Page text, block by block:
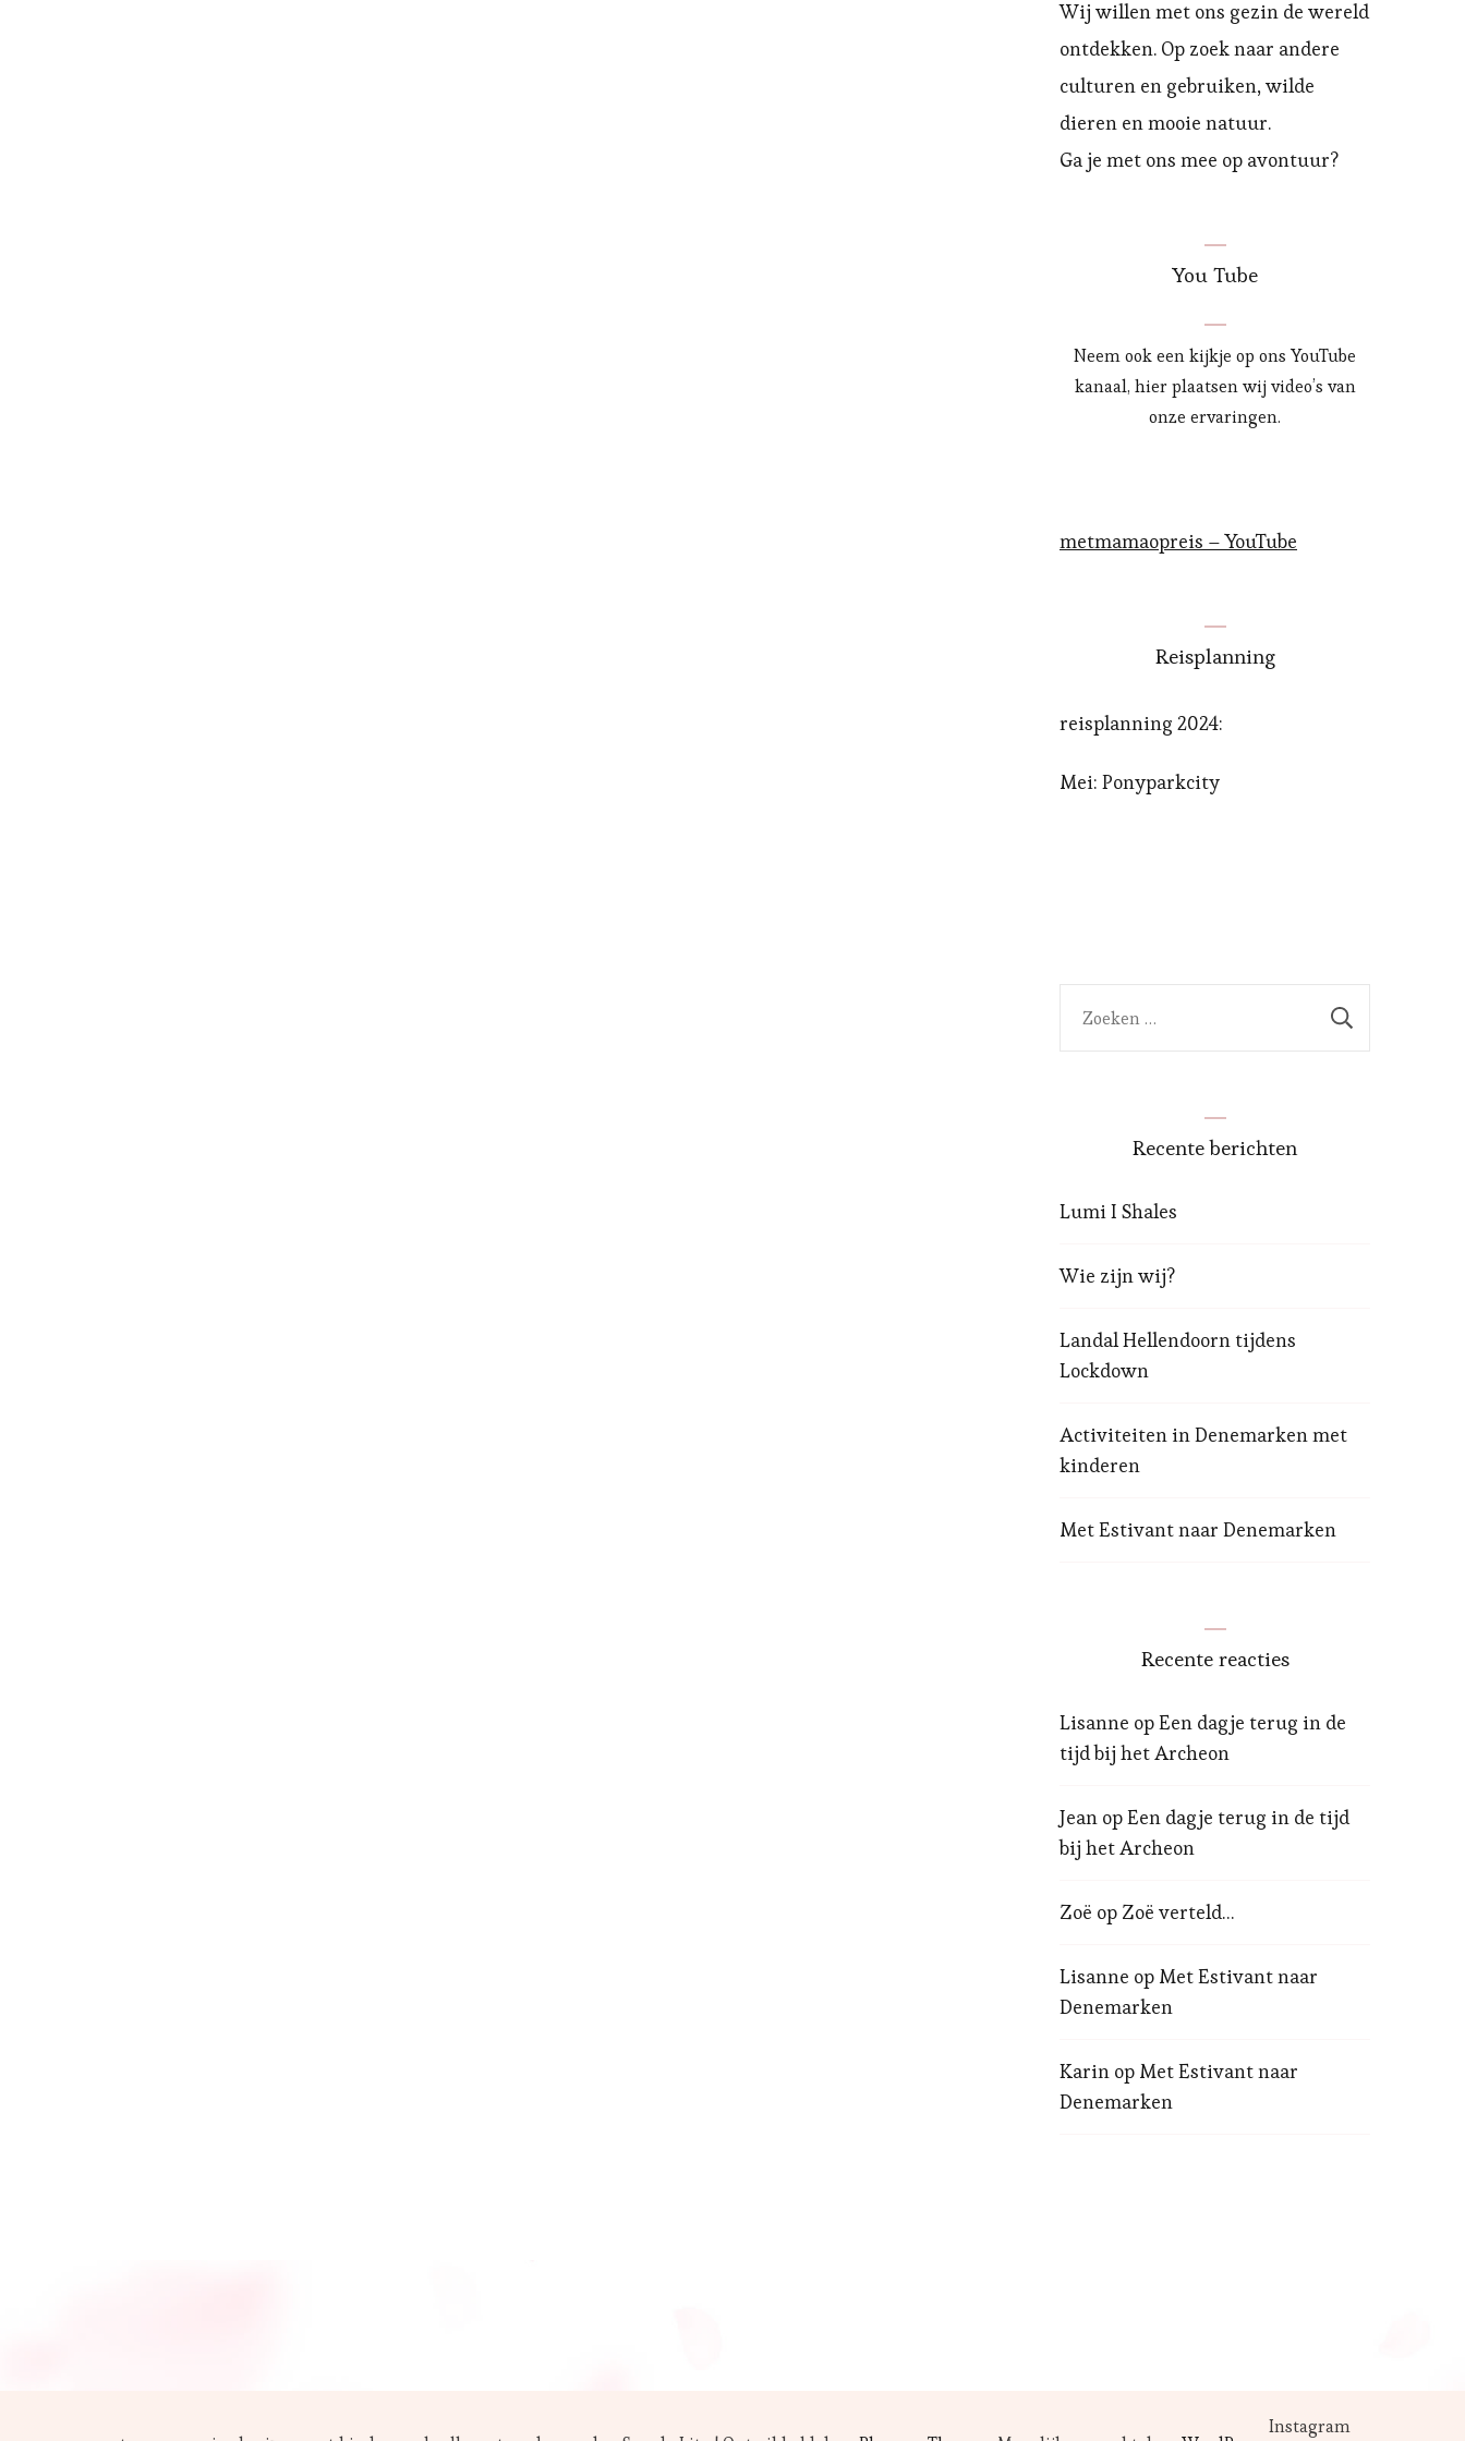
Wij willen met ons gezin de wereld
ontdekken. Op zoek naar andere
culturen en gebruiken, wilde
dieren en mooie natuur.
Ga je met ons mee op avontuur?
You Tube
Neem ook een kijkje op ons YouTube
kanaal, hier plaatsen wij video’s van
onze ervaringen.
metmamaopreis – YouTube
Reisplanning
reisplanning 2024:
Mei: Ponyparkcity
Recente berichten
Lumi I Shales
Wie zijn wij?
Landal Hellendoorn tijdens
Lockdown
Activiteiten in Denemarken met
kinderen
Met Estivant naar Denemarken
Recente reacties
Lisanne opEen dagje terug in de
tijd bij het Archeon
Jean opEen dagje terug in de tijd
bij het Archeon
Zoë op Zoë verteld…
Lisanne op Met Estivant naar
Denemarken
Karin op Met Estivant naar
Denemarken
Instagram